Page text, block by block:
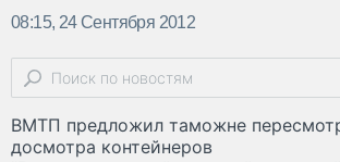
08:15, 24 Сентября 2012
ВМТП предложил таможне
досмотра контейнеров